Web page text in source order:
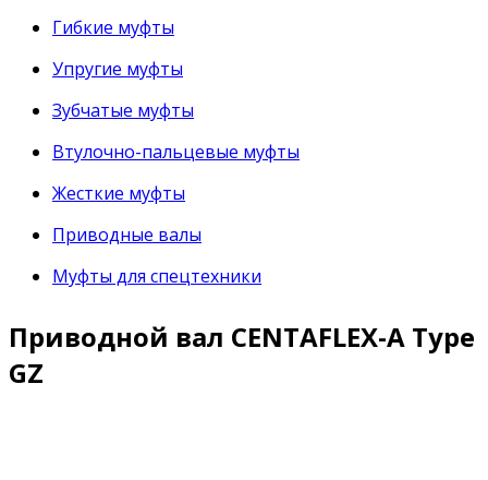
Гибкие муфты
Упругие муфты
Зубчатые муфты
Втулочно-пальцевые муфты
Жесткие муфты
Приводные валы
Муфты для спецтехники
Приводной вал CENTAFLEX-A Type
GZ